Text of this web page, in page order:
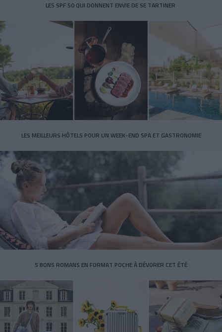
LES SPF 50 QUI DONNENT ENVIE DE SE TARTINER
LES MEILLEURS HÔTELS POUR UN WEEK-END SPA ET GASTRONOMIE
5 BONS ROMANS EN FORMAT POCHE À DÉVORER CET ÉTÉ